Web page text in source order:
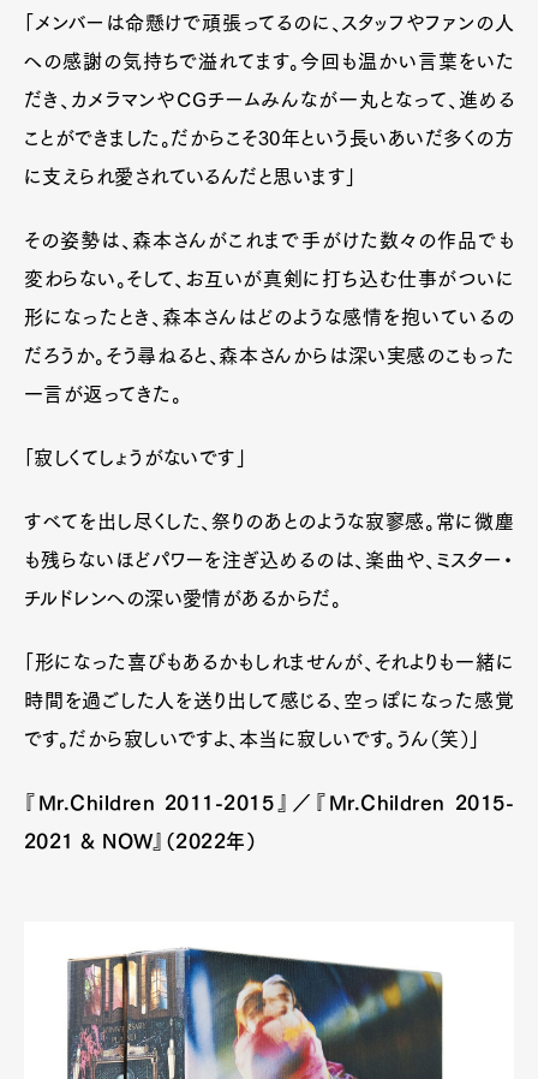
「メンバーは命懸けで頑張ってるのに、スタッフやファンの人
への感謝の気持ちで溢れてます。今回も温かい言葉をいた
だき、カメラマンやCGチームみんなが一丸となって、進める
ことができました。だからこそ30年という長いあいだ多くの方
に支えられ愛されているんだと思います」
その姿勢は、森本さんがこれまで手がけた数々の作品でも
変わらない。そして、お互いが真剣に打ち込む仕事がついに
形になったとき、森本さんはどのような感情を抱いているの
だろうか。そう尋ねると、森本さんからは深い実感のこもった
一言が返ってきた。
「寂しくてしょうがないです」
すべてを出し尽くした、祭りのあとのような寂寥感。常に微塵
も残らないほどパワーを注ぎ込めるのは、楽曲や、ミスター・
チルドレンへの深い愛情があるからだ。
「形になった喜びもあるかもしれませんが、それよりも一緒に
時間を過ごした人を送り出して感じる、空っぽになった感覚
です。だから寂しいですよ、本当に寂しいです。うん（笑）」
『Mr.Children 2011-2015』／『Mr.Children 2015-
2021 & NOW』（2022年）